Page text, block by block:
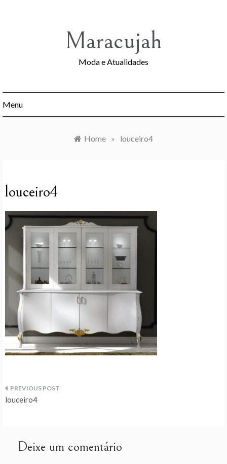
Maracujah
Moda e Atualidades
Menu
Home » louceiro4
louceiro4
Navegação
artigos
louceiro4
Deixe um comentário